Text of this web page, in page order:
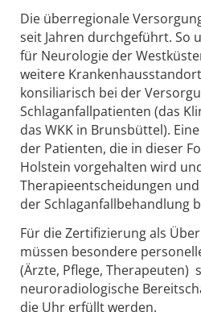
Die überregionale
seit Jahren durchgeführt. So
für Neurologie der
weitere
konsiliarisch bei der
Schlaganfallpatienten (das
das WKK in Brunsbüttel).
der Patienten, die in dieser
Holstein vorgehalten wird
Therapieentscheidungen
der Schlaganfallbehandlung
Für die Zertifizierung als
müssen besondere
(Ärzte, Pflege, Therapeuten)
neuroradiologische
die Uhr erfüllt werden.